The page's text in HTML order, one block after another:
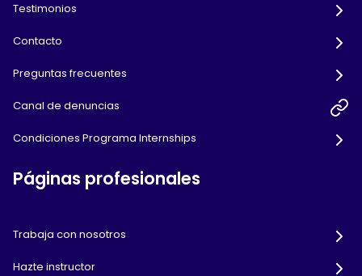
Testimonios
Contacto
Preguntas frecuentes
Canal de denuncias
Condiciones Programa Internships
Páginas profesionales
Trabaja con nosotros
Hazte instructor